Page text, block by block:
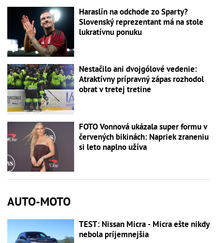
Haraslín na odchode zo Sparty?
Slovenský reprezentant má na stole
lukratívnu ponuku
Nestačilo ani dvojgólové vedenie:
Atraktívny prípravný zápas rozhodol
obrat v tretej tretine
FOTO Vonnová ukázala super formu v
červených bikinách: Napriek zraneniu
si leto naplno užíva
AUTO-MOTO
TEST: Nissan Micra - Micra ešte nikdy
nebola príjemnejšia